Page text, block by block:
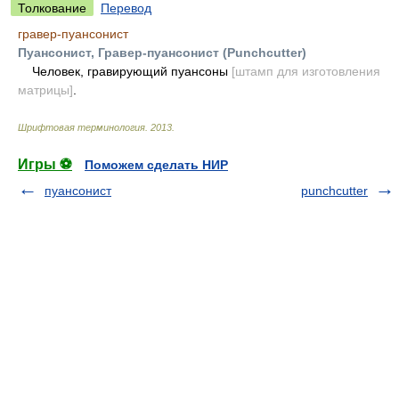
Толкование
Перевод
гравер-пуансонист
Пуансонист, Гравер-пуансонист (Punchcutter)
Человек, гравирующий пуансоны [штамп для изготовления
матрицы]
Шрифтовая терминология 2013
Игры ⚽
Поможем сделать НИР
пуансонист
punchcutter